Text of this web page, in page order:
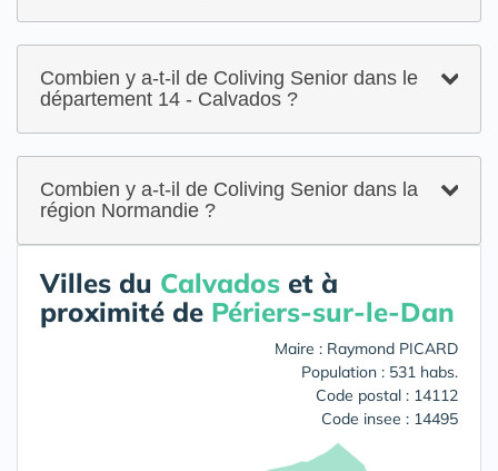
Combien y a-t-il de Coliving Senior dans le
département 14 - Calvados ?
Combien y a-t-il de Coliving Senior dans la
région Normandie ?
Villes du Calvados et à
proximité de Périers-sur-le-Dan
Maire : Raymond PICARD
Population : 531 habs.
Code postal : 14112
Code insee : 14495